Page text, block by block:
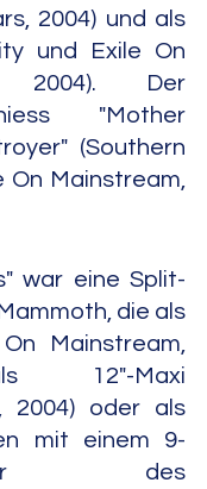
2004) und als
und Exile On
2004). Der
"Mother
(Southern
On Mainstream,
war eine Split-
die als
Mainstream,
12"-Maxi
2004) oder als
mit einem 9-
des